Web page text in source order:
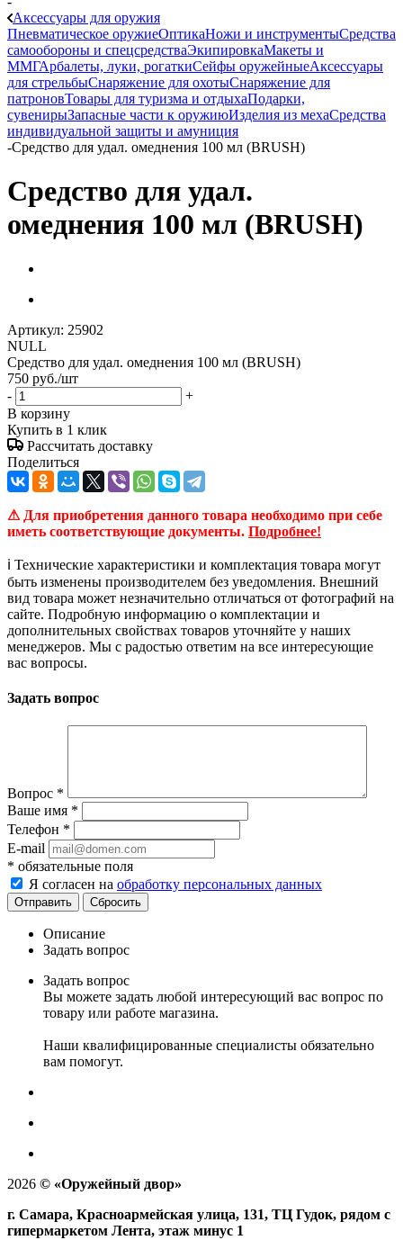
Аксессуары для оружия
Пневматическое оружиеОптикаНожи и инструментыСредства
самообороны и спецсредстваЭкипировкаМакеты и
ММГАрбалеты, луки, рогаткиСейфы оружейныеАксессуары
для стрельбыСнаряжение для охотыСнаряжение для
патроновТовары для туризма и отдыхаПодарки,
сувенирыЗапасные части к оружиюИзделия из мехаСредства
индивидуальной защиты и амуниция
-Средство для удал. омеднения 100 мл (BRUSH)
Средство для удал.
омеднения 100 мл (BRUSH)
Артикул: 25902
NULL
Средство для удал. омеднения 100 мл (BRUSH)
750 руб./шт
-
+
В корзину
Купить в 1 клик
Рассчитать доставку
Поделиться
⚠ Для приобретения данного товара необходимо при себе
иметь соответствующие документы. Подробнее!
ℹ️ Технические характеристики и комплектация товара могут
быть изменены производителем без уведомления. Внешний
вид товара может незначительно отличаться от фотографий на
сайте. Подробную информацию о комплектации и
дополнительных свойствах товаров уточняйте у наших
менеджеров. Мы с радостью ответим на все интересующие
вас вопросы.
Задать вопрос
Вопрос *
Ваше имя *
Телефон *
E-mail
* обязательные поля
Я согласен на обработку персональных данных
Сбросить
Описание
Задать вопрос
Задать вопрос
Вы можете задать любой интересующий вас вопрос по
товару или работе магазина.
Наши квалифицированные специалисты обязательно
вам помогут.
2026 © «Оружейный двор»
г. Самара, Красноармейская улица, 131, ТЦ Гудок, рядом с
гипермаркетом Лента, этаж минус 1